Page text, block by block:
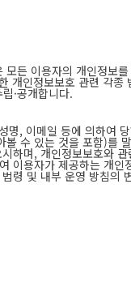
든 이용자의 개인정보
개인정보보호 관련 각
·공개합니다.
명, 이메일 등에 의하여
볼 수 있는 것을 포함)를
하며, 개인정보보호와
이용자가 제공하는 개
령 및 내부 운영 방침